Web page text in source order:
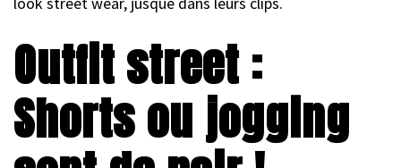
Outfit street :
Shorts ou jogging